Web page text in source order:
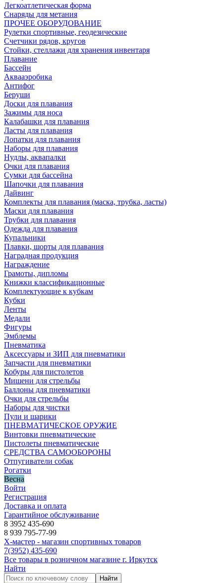
Легкоатлетическая форма
Снаряды для метания
ПРОЧЕЕ ОБОРУДОВАНИЕ
Рулетки спортивные, геодезические
Счетчики рядов, кругов
Стойки, стеллажи для хранения инвентаря
Плавание
Бассейн
Аквааэробика
Антифог
Беруши
Доски для плавания
Зажимы для носа
Калабашки для плавания
Ласты для плавания
Лопатки для плавания
Наборы для плавания
Нудлы, аквапалки
Очки для плавания
Сумки для бассейна
Шапочки для плавания
Дайвинг
Комплекты для плавания (маска, трубка, ласты)
Маски для плавания
Трубки для плавания
Одежда для плавания
Купальники
Плавки, шорты для плавания
Наградная продукция
Награждение
Грамоты, дипломы
Книжки классификационные
Комплектующие к кубкам
Кубки
Ленты
Медали
Фигуры
Эмблемы
Пневматика
Аксессуары и ЗИП для пневматики
Запчасти для пневматики
Кобуры для пистолетов
Мишени для стрельбы
Баллоны для пневматики
Очки для стрельбы
Наборы для чистки
Пули и шарики
ПНЕВМАТИЧЕСКОЕ ОРУЖИЕ
Винтовки пневматические
Пистолеты пневматические
СРЕДСТВА САМООБОРОНЫ
Отпугиватели собак
Рогатки
Весна
Войти
Регистрация
Доставка и оплата
Гарантийное обслуживание
8 3952 435-690
8 939 795-77-99
Х-мастер - магазин спортивных товаров
7(3952) 435-690
Все товары в розничном магазине г. Иркутск
Найти
Найти